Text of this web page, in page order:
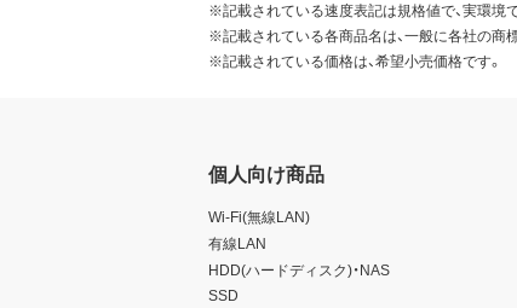
※記載されている速度表記は規格値で、実環境
※記載されている各商品名は、一般に各社の商
※記載されている価格は、希望小売価格です。
個人向け商品
Wi-Fi(無線LAN)
有線LAN
HDD(ハードディスク)・NAS
SSD